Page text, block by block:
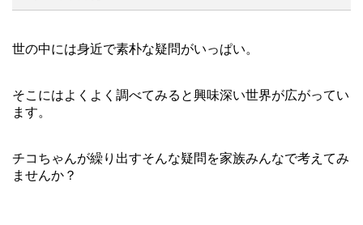
世の中には身近で素朴な疑問がいっぱい。
そこにはよくよく調べてみると興味深い世界が広がってい
ます。
チコちゃんが繰り出すそんな疑問を家族みんなで考えてみ
ませんか？